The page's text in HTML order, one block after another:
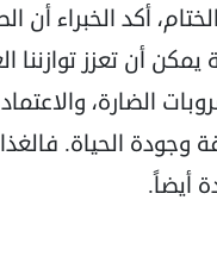
أكد الخبراء أن
يمكن أن تعزز
الضارة،
وجودة الحياة.
أيضاً.